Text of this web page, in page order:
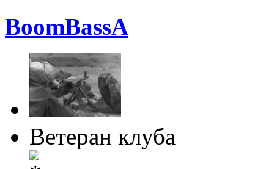
BoomBassA
Ветеран клуба